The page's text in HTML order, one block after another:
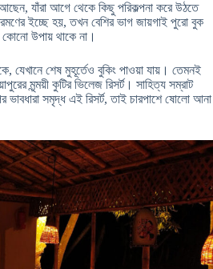
যাঁরা আগে থেকে কিছু পরিকল্পনা করে উঠতে
ইচ্ছে হয়, তখন বেশির ভাগ জায়গাই পুরো বুক
কোনো উপায় থাকে না।
যেখানে শেষ মুহূর্তেও বুকিং পাওয়া যায়। তেমনই
মৃন্ময়ী কুটির ভিলেজ রিসর্ট। সাহিত্য সম্রাট
ভাবধারা সমৃদ্ধ এই রিসর্ট, তাই চারপাশে ষোলো আনা